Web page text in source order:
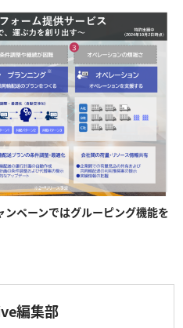
ルーピング機能を
編集部